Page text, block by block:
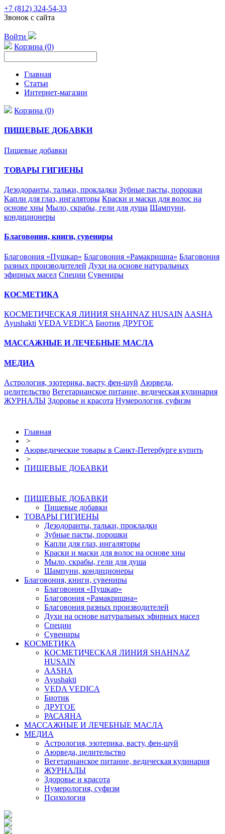
+7 (812) 324-54-33
Звонок с сайта
Войти
Корзина (0)
Главная
Статьи
Интернет-магазин
Корзина (0)
ПИЩЕВЫЕ ДОБАВКИ
Пищевые добавки
ТОВАРЫ ГИГИЕНЫ
Дезодоранты, тальки, прокладки Зубные пасты, порошки
Капли для глаз, ингаляторы Краски и маски для волос на
основе хны Мыло, скрабы, гели для душа Шампуни,
кондиционеры
Благовония, книги, сувениры
Благовония «Пушкар» Благовония «Рамакришна» Благовония
разных производителей Духи на основе натуральных
эфирных масел Специи Сувениры
КОСМЕТИКА
КОСМЕТИЧЕСКАЯ ЛИНИЯ SHAHNAZ HUSAIN AASHA
Ayushakti VEDA VEDICA Биотик ДРУГОЕ
МАССАЖНЫЕ И ЛЕЧЕБНЫЕ МАСЛА
МЕДИА
Астрология, эзотерика, васту, фен-шуй Аюрведа,
целительство Вегетарианское питание, ведическая кулинария
ЖУРНАЛЫ Здоровье и красота Нумерология, суфизм
Главная
>
Аюрведические товары в Санкт-Петербурге купить
>
ПИЩЕВЫЕ ДОБАВКИ
ПИЩЕВЫЕ ДОБАВКИ
Пищевые добавки
ТОВАРЫ ГИГИЕНЫ
Дезодоранты, тальки, прокладки
Зубные пасты, порошки
Капли для глаз, ингаляторы
Краски и маски для волос на основе хны
Мыло, скрабы, гели для душа
Шампуни, кондиционеры
Благовония, книги, сувениры
Благовония «Пушкар»
Благовония «Рамакришна»
Благовония разных производителей
Духи на основе натуральных эфирных масел
Специи
Сувениры
КОСМЕТИКА
КОСМЕТИЧЕСКАЯ ЛИНИЯ SHAHNAZ
HUSAIN
AASHA
Ayushakti
VEDA VEDICA
Биотик
ДРУГОЕ
РАСАЯНА
МАССАЖНЫЕ И ЛЕЧЕБНЫЕ МАСЛА
МЕДИА
Астрология, эзотерика, васту, фен-шуй
Аюрведа, целительство
Вегетарианское питание, ведическая кулинария
ЖУРНАЛЫ
Здоровье и красота
Нумерология, суфизм
Психология